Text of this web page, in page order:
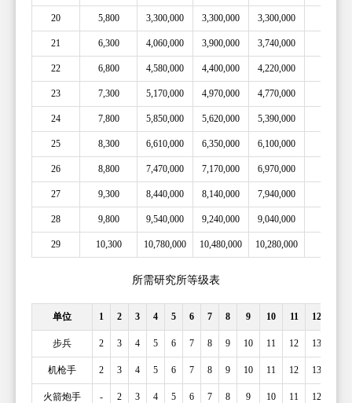
20 5,800 3,300,000 3,300,000 3,300,000
21 6,300 4,060,000 3,900,000 3,740,000
22 6,800 4,580,000 4,400,000 4,220,000
23 7,300 5,170,000 4,970,000 4,770,000
24 7,800 5,850,000 5,620,000 5,390,000
25 8,300 6,610,000 6,350,000 6,100,000
26 8,800 7,470,000 7,170,000 6,970,000
27 9,300 8,440,000 8,140,000 7,940,000
28 9,800 9,540,000 9,240,000 9,040,000
29 10,300 10,780,000 10,480,000 10,280,000
所需研究所等级表
单位 1 2 3 4 5 6 7 8 9 10 11 12
步兵 2 3 4 5 6 7 8 9 10 11 12 13
机枪手 2 3 4 5 6 7 8 9 10 11 12 13
火箭炮手 - 2 3 4 5 6 7 8 9 10 11 12